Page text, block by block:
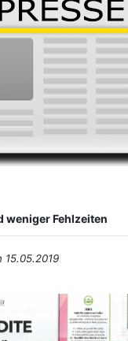
weniger Fehlzeiten
15.05.2019